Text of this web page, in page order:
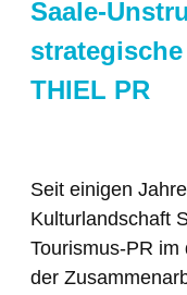
Saale-
THIEL PR
Seit einigen
Kulturlandschaft
Tourismus-PR im
der